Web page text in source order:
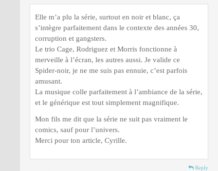
Elle m’a plu la série, surtout en noir et blanc, ça
s’intègre parfaitement dans le contexte des années 30,
corruption et gangsters.
Le trio Cage, Rodriguez et Morris fonctionne à
merveille à l’écran, les autres aussi. Je valide ce
Spider-noir, je ne me suis pas ennuie, c’est parfois
amusant.
La musique colle parfaitement à l’ambiance de la série,
et le générique est tout simplement magnifique.
Mon fils me dit que la série ne suit pas vraiment le
comics, sauf pour l’univers.
Merci pour ton article, Cyrille.
Reply